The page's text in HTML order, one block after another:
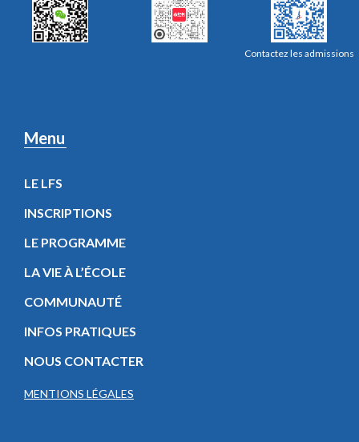
Contactez les admissions
Menu
LE LFS
INSCRIPTIONS
LE PROGRAMME
LA VIE À L’ÉCOLE
COMMUNAUTÉ
INFOS PRATIQUES
NOUS CONTACTER
MENTIONS LÉGALES